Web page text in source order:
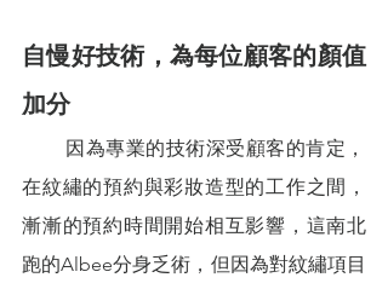
自慢好技術，為每位顧客的顏值
加分
在紋繡的預約與彩妝造型的工作之間，
漸漸的預約時間開始相互影響，這南北
跑的Albee分身乏術，但因為對紋繡項目